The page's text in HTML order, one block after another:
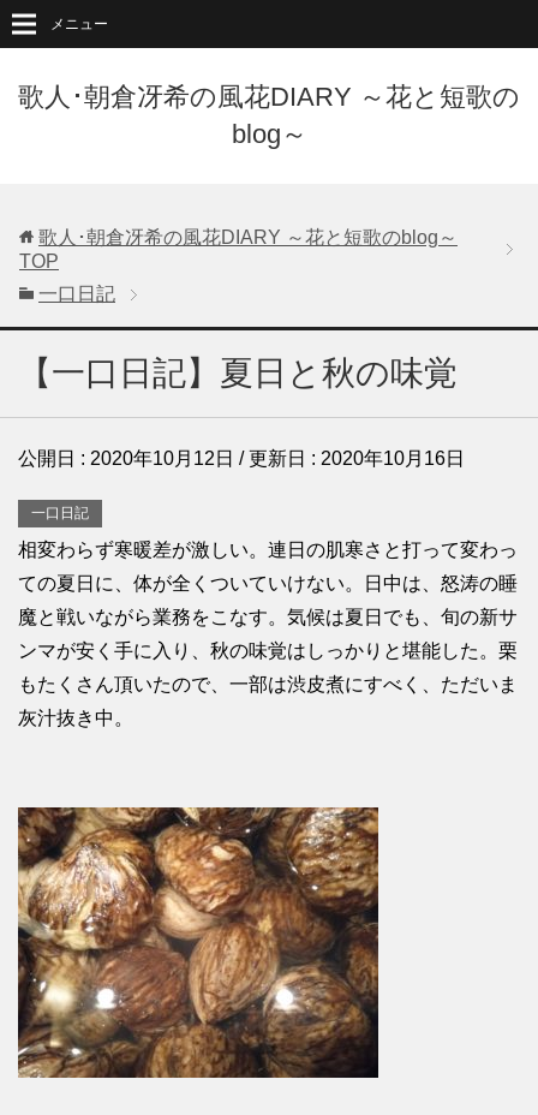
歌人･朝倉冴希の風花DIARY ～花と短歌の
blog～
メニュー
歌人･朝倉冴希の風花DIARY ～花と短歌のblog～
TOP
一口日記
【一口日記】夏日と秋の味覚
公開日 : 2020年10月12日 / 更新日 : 2020年10月16日
一口日記
相変わらず寒暖差が激しい。連日の肌寒さと打って変わっ
ての夏日に、体が全くついていけない。日中は、怒涛の睡
魔と戦いながら業務をこなす。気候は夏日でも、旬の新サ
ンマが安く手に入り、秋の味覚はしっかりと堪能した。栗
もたくさん頂いたので、一部は渋皮煮にすべく、ただいま
灰汁抜き中。